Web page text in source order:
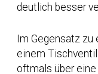
deutlich besser
Im Gegensatz zu
einem
oftmals über